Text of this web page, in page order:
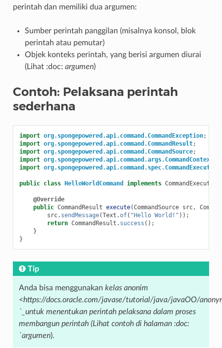
perintah dan memiliki dua argumen:
Sumber perintah panggilan (misalnya konsol, blok
perintah atau pemutar)
Objek konteks perintah, yang berisi argumen diurai
(Lihat :doc: argumen)
Contoh: Pelaksana perintah
sederhana
import org.spongepowered.api.command.CommandException;
import org.spongepowered.api.command.CommandResult;
import org.spongepowered.api.command.CommandSource;
import org.spongepowered.api.command.args.CommandContext
import org.spongepowered.api.command.spec.CommandExecutor
public class HelloWorldCommand implements CommandExecutor
@Override
public CommandResult execute(CommandSource src,
src. sendMessage(Text .of( "Hello World!" ));
return CommandResult . success ();
}
}
Tip
Anda bisa menggunakan kelas anonim
<https://docs.oracle.com/javase/tutorial/java/javaOO/
`_untuk menentukan perintah pelaksana dalam proses
membangun perintah (Lihat contoh di halaman :doc:
`argumen).